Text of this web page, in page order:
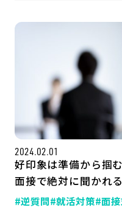
2024.02.01
好印象は準備から掴
面接で絶対に聞かれ
#逆質問#就活対策#面